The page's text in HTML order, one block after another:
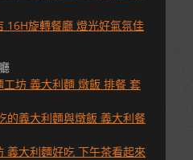
旋轉餐廳 燈光好氣氛佳
坊 義大利麵 燉飯 排餐 套
義大利麵與燉飯 義大利餐
大利麵好吃 下午茶看起來